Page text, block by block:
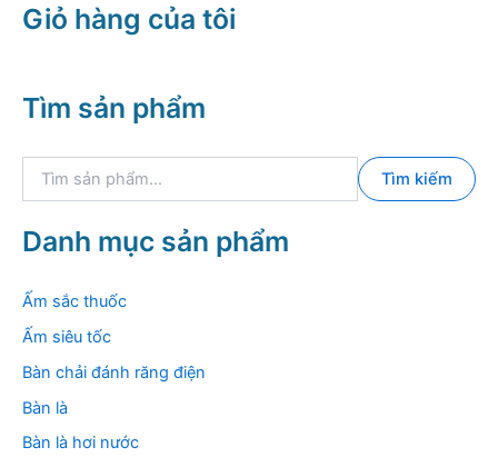
Giỏ hàng của tôi
Tìm sản phẩm
k
i
m
Tìm kiếm
Danh mục sản phẩm
Ấm sắc thuốc
Ấm siêu tốc
Bàn chải đánh răng điện
Bàn là
Bàn là hơi nước